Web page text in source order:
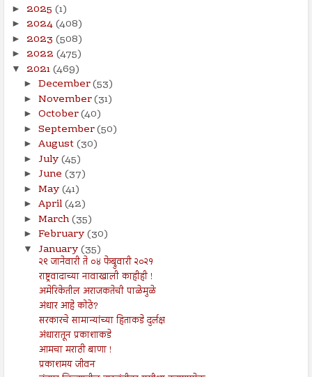
► 2025 (1)
► 2024(408)
► 2023 (508)
► 2022 (475)
▼ 2021(469)
► December(53)
► November(31)
► October(40)
► September(50)
► August(30)
► July(45)
► June (37)
► May(41)
► April(42)
► March(35)
► February(30)
▼ January(35)
२९ जानेवारी ते ०४ फेब्रुवारी २०२१
राष्ट्रवादाच्या नावाखाली काहीही !
अमेरिकेतील अराजकतेची पाळेमुळे
अंधार आहे कोठे?
सरकारचे सामान्यांच्या हिताकडे दुर्लक्ष
अंधारातून प्रकाशाकडे
आमचा मराठी बाणा !
प्रकाशमय जीवन